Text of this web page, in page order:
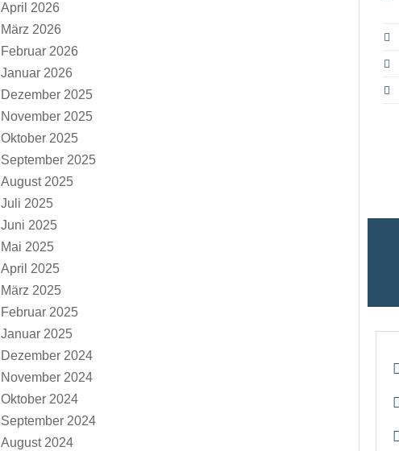
April 2026
März 2026
Februar 2026
Januar 2026
Dezember 2025
November 2025
Oktober 2025
September 2025
August 2025
Juli 2025
Juni 2025
Mai 2025
April 2025
März 2025
Februar 2025
Januar 2025
Dezember 2024
November 2024
Oktober 2024
September 2024
August 2024